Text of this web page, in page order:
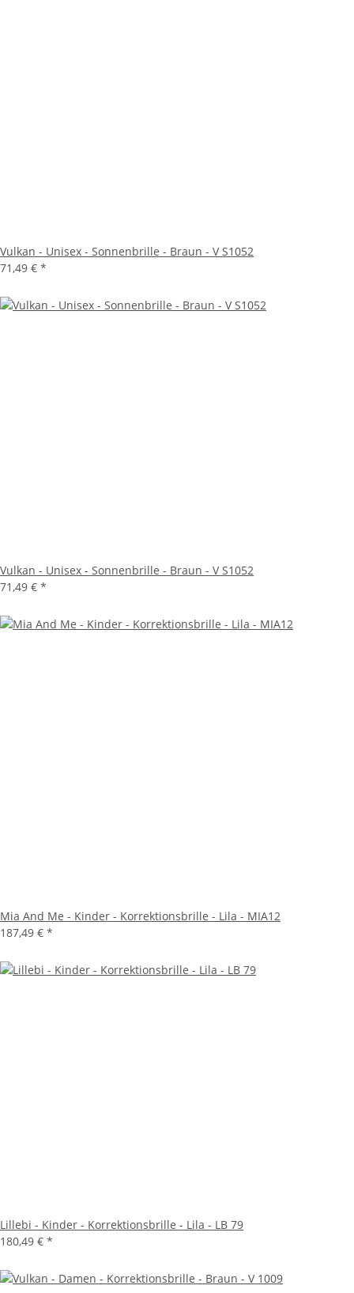
Vulkan - Unisex - Sonnenbrille - Braun - V S1052
71,49 € *
Vulkan - Unisex - Sonnenbrille - Braun - V S1052
71,49 € *
Mia And Me - Kinder - Korrektionsbrille - Lila - MIA12
187,49 € *
Lillebi - Kinder - Korrektionsbrille - Lila - LB 79
180,49 € *